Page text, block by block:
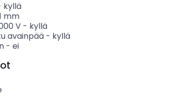
kyllä
mm
V- kyllä
avainpää- kyllä
- ei